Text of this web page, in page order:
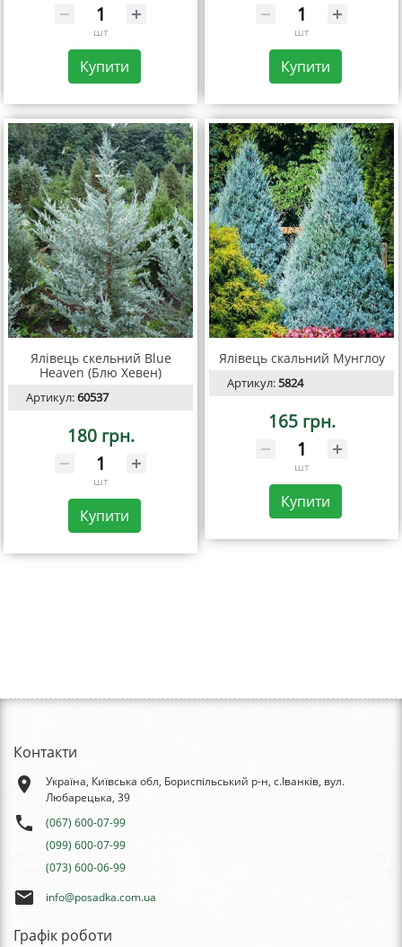
шт
Купити
шт
Купити
Ялівець скельний Blue
Heaven (Блю Хевен)
Артикул:60537
180 грн.
шт
Купити
Ялівець скальний Мунглоу
Артикул:5824
165 грн.
шт
Купити
Контакти
place
Україна, Київська обл, Бориспільський р-н, с.Іванків, вул.
Любарецька, 39
phone
(067) 600-07-99
(099) 600-07-99
(073) 600-06-99
email info@posadka.com.ua
Графік роботи